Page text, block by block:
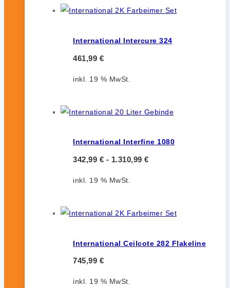
International Intercure 324
461,99 €
inkl. 19 % MwSt.
International Interfine 1080
342,99 € - 1.310,99 €
inkl. 19 % MwSt.
International Ceilcote 282 Flakeline
745,99 €
inkl. 19 % MwSt.